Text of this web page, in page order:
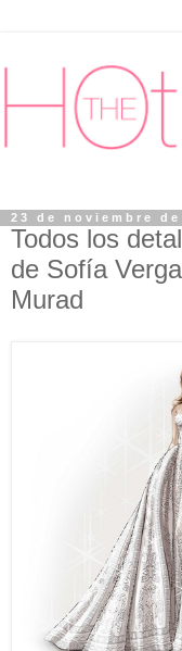
23 de noviembre de
Todos los
de Sofía
Murad